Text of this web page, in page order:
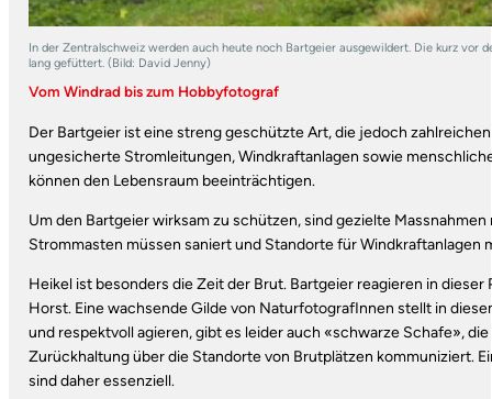
In der Zentralschweiz werden auch heute noch Bartgeier ausgewildert. Die kurz vor
lang gefüttert. (Bild: David Jenny)
Vom Windrad bis zum Hobbyfotograf
Der Bartgeier ist eine streng geschützte Art, die jedoch
ungesicherte Stromleitungen, Windkraftanlagen sowie
können den Lebensraum beeinträchtigen.
Um den Bartgeier wirksam zu schützen, sind ge­zielte
Strommasten müssen saniert und Standorte für
Heikel ist besonders die Zeit der Brut. Bartgeier reagieren in
Horst. Eine wachsende Gilde von NaturfotografInnen stellt in
und respektvoll agieren, gibt es leider auch «schwarze Schafe»,
Zurückhaltung über die Standorte von Brutplätzen kommuniziert.
sind daher essenziell.